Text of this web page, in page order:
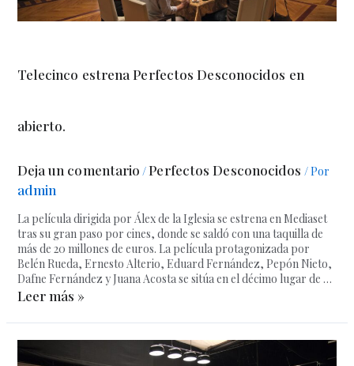
Telecinco estrena Perfectos Desconocidos en
abierto.
Deja un comentario /Perfectos Desconocidos / Por
admin
La película dirigida por Álex de la Iglesia se estrena en Mediaset
tras su gran paso por cines, donde se saldó con una taquilla de
más de 20 millones de euros. La película protagonizada por
Belén Rueda, Ernesto Alterio, Eduard Fernández, Pepón Nieto,
Dafne Fernández y Juana Acosta se sitúa en el décimo lugar de …
Leer más »